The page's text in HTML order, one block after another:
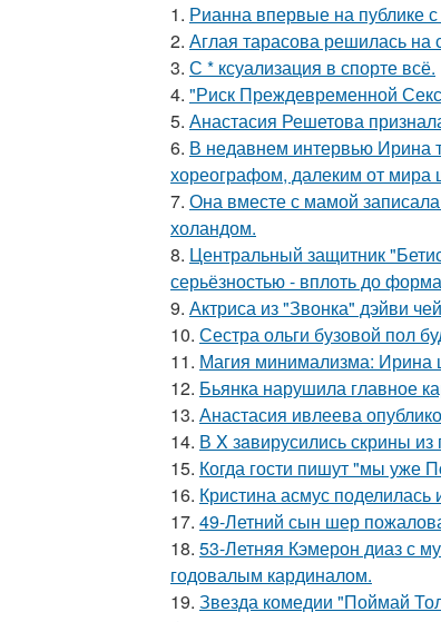
1. Рианна впервые на публике
2. Аглая тарасова решилась на
3. С * ксуализация в спорте всё.
4. "Риск Преждевременной
5. Анастасия Решетова
6. В недавнем интервью Ирина
хореографом, далеким от мира
7. Она вместе с мамой
холандом.
8. Центральный защитник
серьёзностью - вплоть до
9. Актриса из "Звонка" дэйви
10. Сестра ольги бузовой пол
11. Магия минимализма: Ирина
12. Бьянка нарушила главное
13. Анастасия ивлеева
14. В X зaвирусились скрины
15. Когда гости пишут "мы уже
16. Кристина асмус
17. 49-Летний сын шер
18. 53-Летняя Кэмерон диаз с
годовалым кардиналом.
19. Звезда комедии "Поймай